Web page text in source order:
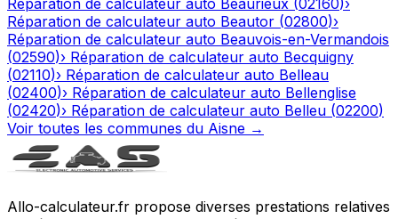
Réparation de calculateur auto Beautor (02800)›
Réparation de calculateur auto Beauvois-en-Vermandois
(02590)› Réparation de calculateur auto Becquigny
(02110)› Réparation de calculateur auto Belleau
(02400)› Réparation de calculateur auto Bellenglise
(02420)› Réparation de calculateur auto Belleu (02200)
Voir toutes les communes du Aisne →
Allo-calculateur.fr propose diverses prestations relatives